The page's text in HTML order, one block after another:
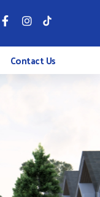
Contact Us